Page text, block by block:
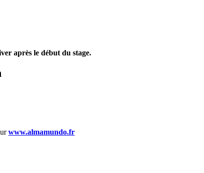
après le début du stage.
www.almamundo.fr